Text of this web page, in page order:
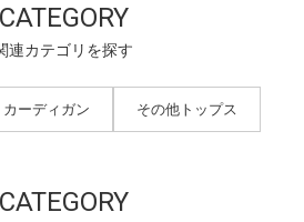
CATEGORY
連カテゴリを探す
カーディガン その他トップス
CATEGORY